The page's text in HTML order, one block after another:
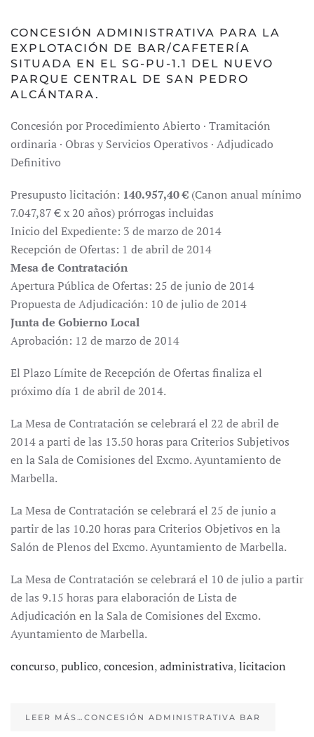
CONCESIÓN ADMINISTRATIVA PARA LA
EXPLOTACIÓN DE BAR/CAFETERÍA
SITUADA EN EL SG-PU-1.1 DEL NUEVO
PARQUE CENTRAL DE SAN PEDRO
ALCÁNTARA.
Concesión por Procedimiento Abierto · Tramitación
ordinaria · Obras y Servicios Operativos · Adjudicado
Definitivo
Presupusto licitación: 140.957,40 € (Canon anual mínimo
7.047,87 € x 20 años) prórrogas incluidas
Inicio del Expediente: 3 de marzo de 2014
Recepción de Ofertas: 1 de abril de 2014
Mesa de Contratación
Apertura Pública de Ofertas: 25 de junio de 2014
Propuesta de Adjudicación: 10 de julio de 2014
Junta de Gobierno Local
Aprobación: 12 de marzo de 2014
El Plazo Límite de Recepción de Ofertas finaliza el
próximo día 1 de abril de 2014.
La Mesa de Contratación se celebrará el 22 de abril de
2014 a parti de las 13.50 horas para Criterios Subjetivos
en la Sala de Comisiones del Excmo. Ayuntamiento de
Marbella.
La Mesa de Contratación se celebrará el 25 de junio a
partir de las 10.20 horas para Criterios Objetivos en la
Salón de Plenos del Excmo. Ayuntamiento de Marbella.
La Mesa de Contratación se celebrará el 10 de julio a partir
de las 9.15 horas para elaboración de Lista de
Adjudicación en la Sala de Comisiones del Excmo.
Ayuntamiento de Marbella.
concurso,publico,concesion,administrativa,licitacion
LEER MÁS…CONCESIÓN ADMINISTRATIVA BAR